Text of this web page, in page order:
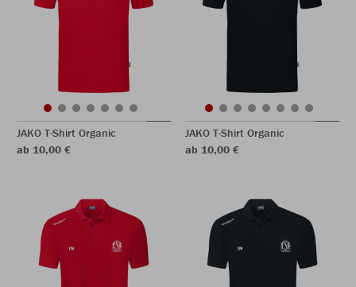
JAKO T-Shirt Organic
ab 10,00 €
JAKO T-Shirt Organic
ab 10,00 €